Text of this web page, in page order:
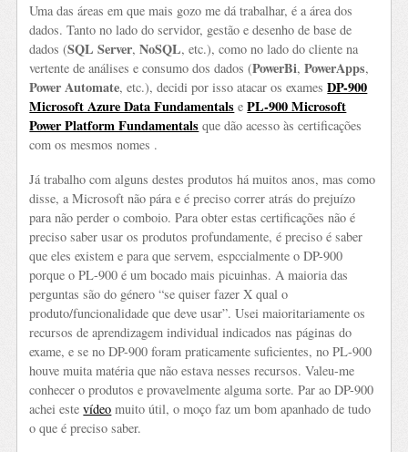
Uma das áreas em que mais gozo me dá trabalhar, é a área dos
dados. Tanto no lado do servidor, gestão e desenho de base de
dados (SQL Server,NoSQL, etc.), como no lado do cliente na
vertente de análises e consumo dos dados (PowerBi,PowerApps,
Power Automate, etc.), decidi por isso atacar os examesDP-900
Microsoft Azure Data Fundamentals ePL-900 Microsoft
Power Platform Fundamentals que dão acesso às certificações
com os mesmos nomes .
Já trabalho com alguns destes produtos há muitos anos, mas como
disse, a Microsoft não pára e é preciso correr atrás do prejuízo
para não perder o comboio. Para obter estas certificações não é
preciso saber usar os produtos profundamente, é preciso é saber
que eles existem e para que servem, espccialmente o DP-900
porque o PL-900 é um bocado mais picuinhas. A maioria das
perguntas são do género “se quiser fazer X qual o
produto/funcionalidade que deve usar”. Usei maioritariamente os
recursos de aprendizagem individual indicados nas páginas do
exame, e se no DP-900 foram praticamente suficientes, no PL-900
houve muita matéria que não estava nesses recursos. Valeu-me
conhecer o produtos e provavelmente alguma sorte. Par ao DP-900
achei estevídeo muito útil, o moço faz um bom apanhado de tudo
o que é preciso saber.